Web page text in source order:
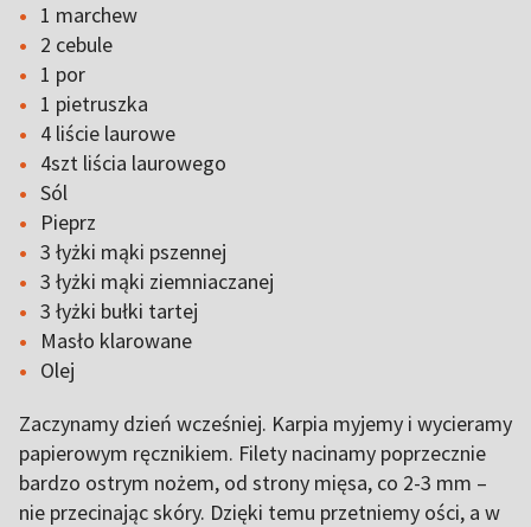
1 marchew
2 cebule
1 por
1 pietruszka
4 liście laurowe
4szt liścia laurowego
Sól
Pieprz
3 łyżki mąki pszennej
3 łyżki mąki ziemniaczanej
3 łyżki bułki tartej
Masło klarowane
Olej
Zaczynamy dzień wcześniej. Karpia myjemy i wycieramy
papierowym ręcznikiem. Filety nacinamy poprzecznie
bardzo ostrym nożem, od strony mięsa, co 2-3 mm –
nie przecinając skóry. Dzięki temu przetniemy ości, a w